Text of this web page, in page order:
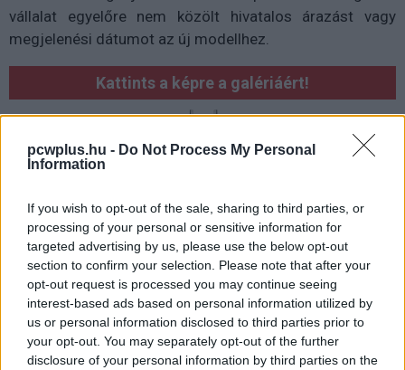
pcwplus.hu - Do Not Process My Personal
Information
If you wish to opt-out of the sale, sharing to third parties, or
processing of your personal or sensitive information for
targeted advertising by us, please use the below opt-out
section to confirm your selection. Please note that after your
opt-out request is processed you may continue seeing
interest-based ads based on personal information utilized by
us or personal information disclosed to third parties prior to
your opt-out. You may separately opt-out of the further
disclosure of your personal information by third parties on the
vállalat egyelőre nem közölt hivatalos árazást vagy
megjelenési dátumot az új modellhez.
Kattints a képre a galériáért!